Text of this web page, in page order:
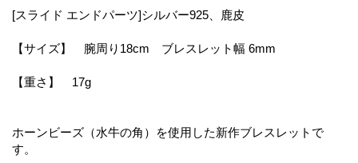
[スライド エンドパーツ]シルバー925、鹿皮
【サイズ】 腕周り18cm ブレスレット幅 6mm
【重さ】 17g
ホーンビーズ（水牛の角）を使用した新作ブレスレットで
す。